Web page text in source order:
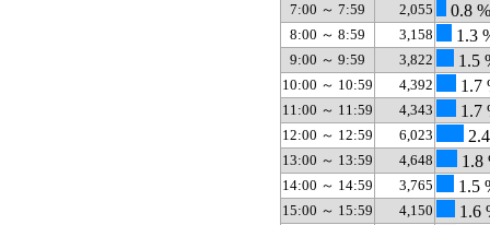
7:00 ～ 7:59 2,055 0.8 %
8:00 ～ 8:59 3,158 1.3
9:00 ～ 9:59 3,822 1.5
10:00 ～ 10:59 4,392 1.7
11:00 ～ 11:59 4,343 1.7
12:00 ～ 12:59 6,023
13:00 ～ 13:59 4,648 1.8
14:00 ～ 14:59 3,765 1.5
15:00 ～ 15:59 4,150 1.6